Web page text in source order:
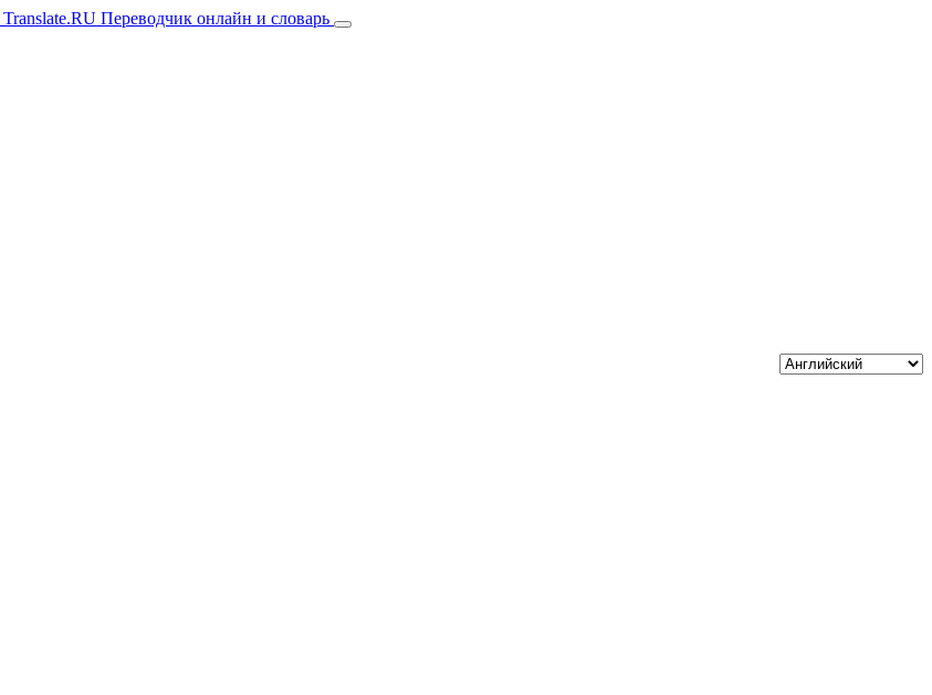
Translate.RU Переводчик онлайн и словарь